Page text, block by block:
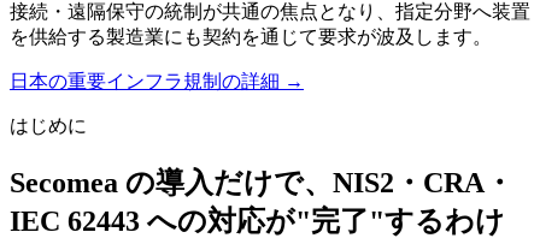
接続・遠隔保守の統制が共通の焦点となり、指定分野へ装置
を供給する製造業にも契約を通じて要求が波及します。
日本の重要インフラ規制の詳細 →
はじめに
Secomea の導入だけで、NIS2・CRA・
IEC 62443 への対応が"完了"するわけ